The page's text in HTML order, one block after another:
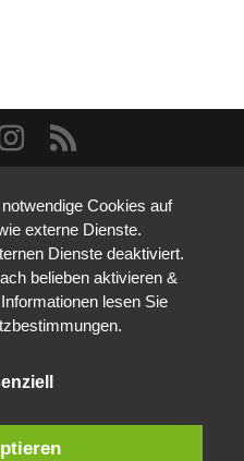
Cookies auf
externe Dienste.
Dienste deaktiviert.
belieben aktivieren &
lesen Sie